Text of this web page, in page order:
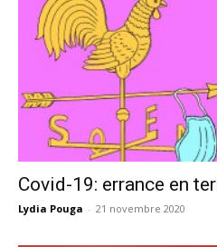
Covid-19: errance en
Lydia Pouga - 21 novembre 2020